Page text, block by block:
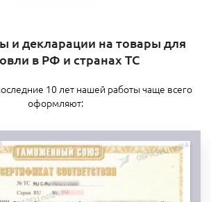
и декларации на товары для
в РФ и странах ТС
10 лет нашей работы чаще всего
оформляют: